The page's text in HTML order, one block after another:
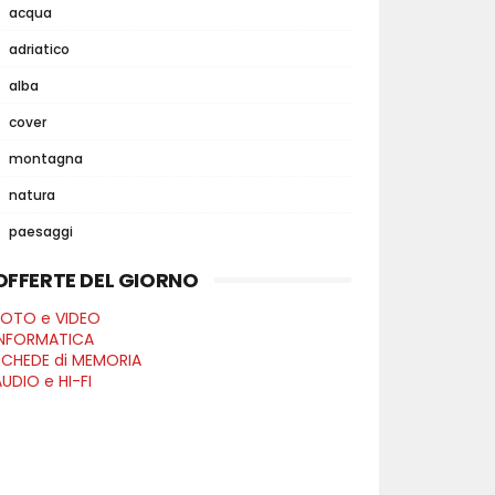
acqua
adriatico
alba
cover
montagna
natura
paesaggi
DEL GIORNO
e VIDEO
di MEMORIA
e HI-FI